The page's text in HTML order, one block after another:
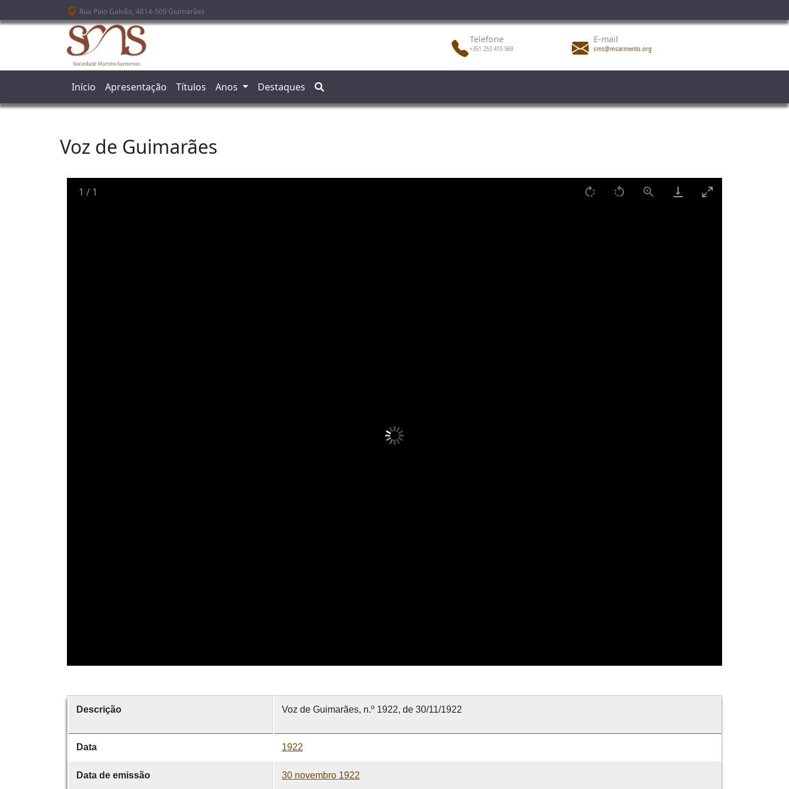
Passar para o conteúdo principal
Rua Paio Galvão, 4814-509 Guimarães
Telefone
+351 253 415 969
E-mail
sms@msarmento.org
Início Apresentação Títulos Anos Destaques
Voz de Guimarães
1 / 1
Descrição Voz de Guimarães, n.º 1922, de 30/11/1922
Data 1922
Data de emissão 30 novembro 1922